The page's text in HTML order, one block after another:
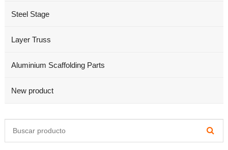
Steel Stage
Layer Truss
Aluminium Scaffolding Parts
New product